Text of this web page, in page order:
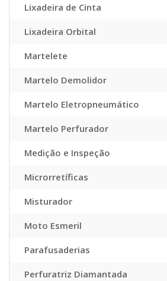
Lixadeira de Cinta
Lixadeira Orbital
Martelete
Martelo Demolidor
Martelo Eletropneumático
Martelo Perfurador
Medição e Inspeção
Microrretíficas
Misturador
Moto Esmeril
Parafusaderias
Perfuratriz Diamantada